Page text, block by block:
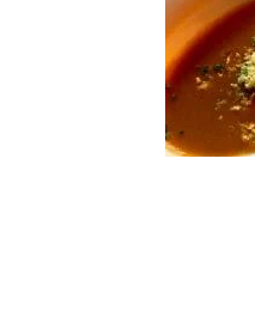
al Pil- Pil
(
du bar(